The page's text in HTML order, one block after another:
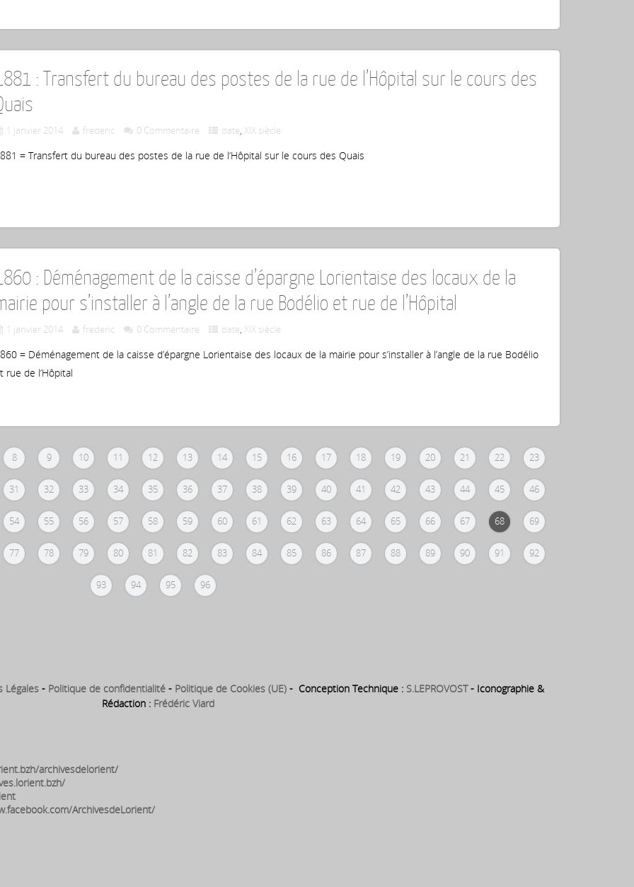
: Transfert du bureau des postes de la rue de l’Hôpital sur le cours des
1 janvier 2014 frederic 0 Commentaire date,XIX siècle
= Transfert du bureau des postes de la rue de l’Hôpital sur le cours des Quais
: Déménagement de la caisse d’épargne Lorientaise des locaux de la
pour s’installer à l’angle de la rue Bodélio et rue de l’Hôpital
1 janvier 2014 frederic 0 Commentaire date,XIX siècle
= Déménagement de la caisse d’épargne Lorientaise des locaux de la mairie pour s’installer à l’angle de la rue Bodélio
rue de l’Hôpital
8 9 10 11 12 13 14 15 16 17 18 19 20 21 22 23
31 32 33 34 35 36 37 38 39 40 41 42 43 44 45 46
54 55 56 57 58 59 60 61 62 63 64 65 66 67 68 69
77 78 79 80 81 82 83 84 85 86 87 88 89 90 91 92
93 94 95 96
Légales - Politique de confidentialité - Politique de Cookies (UE) - Conception Technique :S.LEPROVOST- Iconographie &
Rédaction : Frédéric Viard
archivesdelorient/
ArchivesdeLorient/